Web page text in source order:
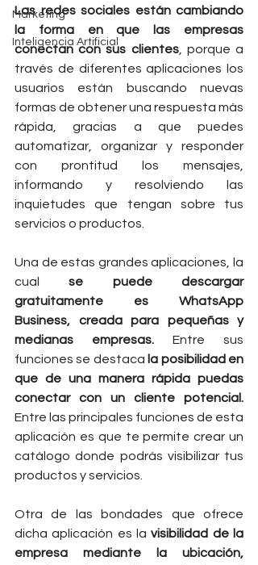
Marketing
Inteligencia Artificial
Las redes sociales están cambiando
la forma en que las empresas
conectan con sus clientes, porque a
través de diferentes aplicaciones los
usuarios están buscando nuevas
formas de obtener una respuesta más
rápida, gracias a que puedes
automatizar, organizar y responder
con prontitud los mensajes,
informando y resolviendo las
inquietudes que tengan sobre tus
servicios o productos.
Una de estas grandes aplicaciones, la
cual se puede descargar
gratuitamente es WhatsApp
Business, creada para pequeñas y
medianas empresas. Entre sus
funciones se destaca la posibilidad en
que de una manera rápida puedas
conectar con un cliente potencial.
Entre las principales funciones de esta
aplicación es que te permite crear un
catálogo donde podrás visibilizar tus
productos y servicios.
Otra de las bondades que ofrece
dicha aplicación es la visibilidad de la
empresa mediante la ubicación,